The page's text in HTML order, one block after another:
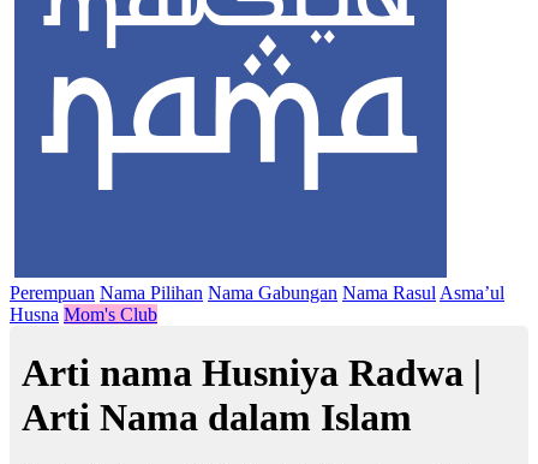
Perempuan Nama Pilihan Nama Gabungan Nama Rasul Asma’ul
Husna Mom's Club
Arti nama Husniya Radwa |
Arti Nama dalam Islam